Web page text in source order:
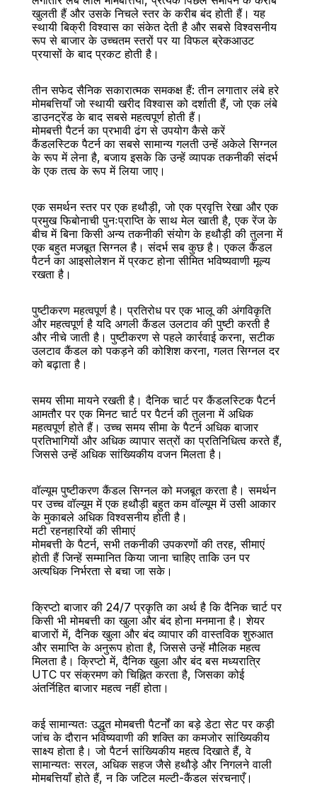
खुलती हैं और उसके निचले स्तर के करीब बंद होती हैं। यह
स्थायी बिक्री विश्वास का संकेत देती है और सबसे विश्वसनीय
रूप से बाजार के उच्चतम स्तरों पर या विफल ब्रेकआउट
प्रयासों के बाद प्रकट होती है।
तीन सफेद सैनिक सकारात्मक समकक्ष हैं: तीन लगातार लंबे हरे
मोमबत्तियाँ जो स्थायी खरीद विश्वास को दर्शाती हैं, जो एक लंबे
डाउनट्रेंड के बाद सबसे महत्वपूर्ण होती हैं।
मोमबत्ती पैटर्न का प्रभावी ढंग से उपयोग कैसे करें
कैंडलस्टिक पैटर्न का सबसे सामान्य गलती उन्हें अकेले सिग्नल
के रूप में लेना है, बजाय इसके कि उन्हें व्यापक तकनीकी संदर्भ
के एक तत्व के रूप में लिया जाए।
एक समर्थन स्तर पर एक हथौड़ी, जो एक प्रवृत्ति रेखा और एक
प्रमुख फिबोनाची पुनःप्राप्ति के साथ मेल खाती है, एक रेंज के
बीच में बिना किसी अन्य तकनीकी संयोग के हथौड़ी की तुलना में
एक बहुत मजबूत सिग्नल है। संदर्भ सब कुछ है। एकल कैंडल
पैटर्न का आइसोलेशन में प्रकट होना सीमित भविष्यवाणी मूल्य
रखता है।
पुष्टीकरण महत्वपूर्ण है। प्रतिरोध पर एक भालू की अंगविकृति
और महत्वपूर्ण है यदि अगली कैंडल उलटाव की पुष्टी करती है
और नीचे जाती है। पुष्टीकरण से पहले कार्रवाई करना, सटीक
उलटाव कैंडल को पकड़ने की कोशिश करना, गलत सिग्नल दर
को बढ़ाता है।
समय सीमा मायने रखती है। दैनिक चार्ट पर कैंडलस्टिक पैटर्न
आमतौर पर एक मिनट चार्ट पर पैटर्न की तुलना में अधिक
महत्वपूर्ण होते हैं। उच्च समय सीमा के पैटर्न अधिक बाजार
प्रतिभागियों और अधिक व्यापार सत्रों का प्रतिनिधित्व करते हैं,
जिससे उन्हें अधिक सांख्यिकीय वजन मिलता है।
वॉल्यूम पुष्टीकरण कैंडल सिग्नल को मजबूत करता है। समर्थन
पर उच्च वॉल्यूम में एक हथौड़ी बहुत कम वॉल्यूम में उसी आकार
के मुकाबले अधिक विश्वसनीय होती है।
मटी रहनहारियों की सीमाएं
मोमबत्ती के पैटर्न, सभी तकनीकी उपकरणों की तरह, सीमाएं
होती हैं जिन्हें सम्मानित किया जाना चाहिए ताकि उन पर
अत्यधिक निर्भरता से बचा जा सके।
क्रिप्टो बाजार की 24/7 प्रकृति का अर्थ है कि दैनिक चार्ट पर
किसी भी मोमबत्ती का खुला और बंद होना मनमाना है। शेयर
बाजारों में, दैनिक खुला और बंद व्यापार की वास्तविक शुरुआत
और समाप्ति के अनुरूप होता है, जिससे उन्हें मौलिक महत्व
मिलता है। क्रिप्टो में, दैनिक खुला और बंद बस मध्यरात्रि
UTC पर संक्रमण को चिह्नित करता है, जिसका कोई
अंतर्निहित बाजार महत्व नहीं होता।
कई सामान्यतः उद्धृत मोमबत्ती पैटर्नों का बड़े डेटा सेट पर कड़ी
जांच के दौरान भविष्यवाणी की शक्ति का कमजोर सांख्यिकीय
साक्ष्य होता है। जो पैटर्न सांख्यिकीय महत्व दिखाते हैं, वे
सामान्यतः सरल, अधिक सहज जैसे हथौड़े और निगलने वाली
मोमबत्तियाँ होते हैं, न कि जटिल मल्टी-कैंडल संरचनाएँ।